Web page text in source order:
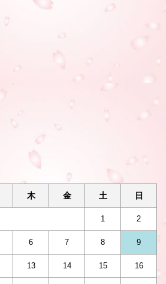
木 金 土 日
1 2
6 7 8 9
13 14 15 16